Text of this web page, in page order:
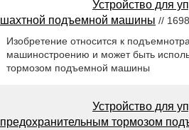
Устройство для
шахтной подъемной машины //
Изобретение относится к
машиностроению и может быть
тормозом подъемной машины
Устройство для
предохранительным тормозом